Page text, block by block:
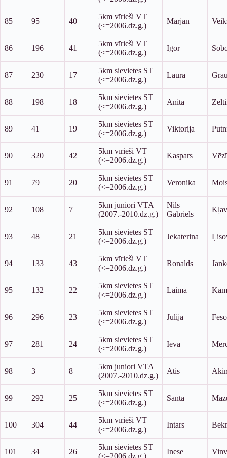
85 95 40
5km vīrieši VT
(<=2006.dz.g.)
Marjan
86 196 41
5km vīrieši VT
(<=2006.dz.g.)
Igor
87 230 17
5km sievietes ST
(<=2006.dz.g.)
Laura
88 198 18
5km sievietes ST
(<=2006.dz.g.)
Anita
89 41 19
5km sievietes ST
(<=2006.dz.g.)
Viktorija
90 320 42
5km vīrieši VT
(<=2006.dz.g.)
Kaspars
91 79 20
5km sievietes ST
(<=2006.dz.g.)
Veronika
92 108 7
5km juniori VTA
(2007.-2010.dz.g.)
Nils
Gabriels
93 48 21
5km sievietes ST
(<=2006.dz.g.)
Jekaterina
94 133 43
5km vīrieši VT
(<=2006.dz.g.)
Ronalds
95 132 22
5km sievietes ST
(<=2006.dz.g.)
Laima
96 296 23
5km sievietes ST
(<=2006.dz.g.)
Julija
97 281 24
5km sievietes ST
(<=2006.dz.g.)
Ieva
98 3 8
5km juniori VTA
(2007.-2010.dz.g.)
Atis
99 292 25
5km sievietes ST
(<=2006.dz.g.)
Santa
100 304 44
5km vīrieši VT
(<=2006.dz.g.)
Intars
101 34 26
5km sievietes ST
(<=2006.dz.g.)
Inese